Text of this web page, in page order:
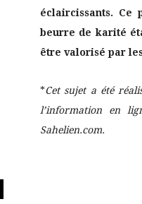
éclaircissants.
beurre de karité
être valorisé par
*Cet sujet a été
l’information en
Sahelien.com.